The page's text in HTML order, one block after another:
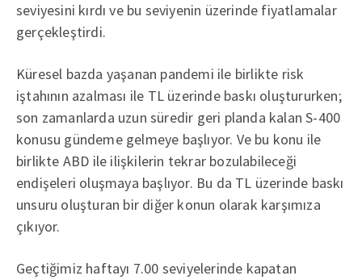
seviyesini kırdı ve bu seviyenin üzerinde fiyatlamalar
gerçekleştirdi.
Küresel bazda yaşanan pandemi ile birlikte risk
iştahının azalması ile TL üzerinde baskı oluştururken;
son zamanlarda uzun süredir geri planda kalan S-400
konusu gündeme gelmeye başlıyor. Ve bu konu ile
birlikte ABD ile ilişkilerin tekrar bozulabileceği
endişeleri oluşmaya başlıyor. Bu da TL üzerinde baskı
unsuru oluşturan bir diğer konun olarak karşımıza
çıkıyor.
Geçtiğimiz haftayı 7.00 seviyelerinde kapatan